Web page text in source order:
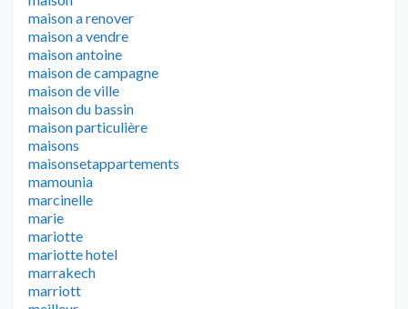
maison a renover
maison a vendre
maison antoine
maison de campagne
maison de ville
maison du bassin
maison particulière
maisons
maisonsetappartements
mamounia
marcinelle
marie
mariotte
mariotte hotel
marrakech
marriott